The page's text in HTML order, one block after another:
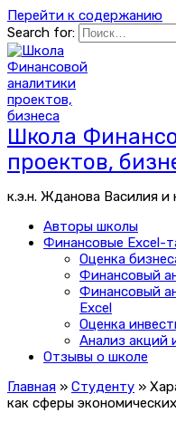
Перейти к содержанию
Search for:
Школа
проектов,
к.э.н. Жданова Василия и
Авторы школы
Финансовые Excel-
Оценка
Финансовый
Финансовый
Excel
Оценка
Анализ акций
Отзывы о школе
Главная » Студенту »
как сферы